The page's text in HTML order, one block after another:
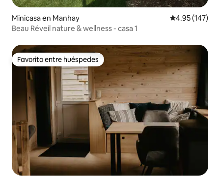
Minicasa en Manhay Calificación
4.95 (147)
Beau Réveil nature & wellness - casa 1
Favorito entre huéspedes
Favorito entre huéspedes